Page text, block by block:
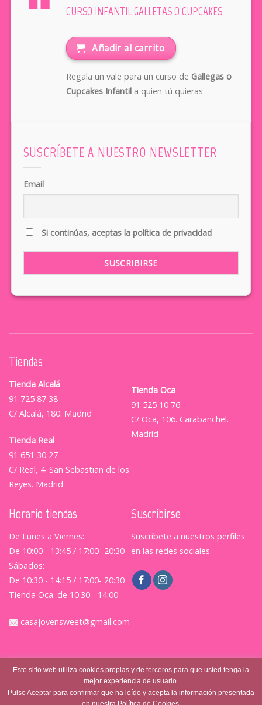
CURSO INFANTIL GALLETAS O CUPCAKES
Añadir al carrito
Regala un vale para un curso de Gallegas o
Cupcakes Infantila quien tú quieras
SUSCRÍBETE A NUESTRO NEWSLETTER
Email
Si continúas, aceptas la política de privacidad
Tiendas
Tienda Alcalá
91 725 87 38
C/ Alcalá, 180. Madrid
Tienda Real
91 651 30 27
C/ Real, 4. San Sebastian de los
Reyes. Madrid
Tienda Oca
91 525 10 76
C/ Oca, 106. Carabanchel.
Madrid
Horario tiendas
De Lunes a Viernes:
De 10:00 - 13:45 / 17:00- 20:30
Sábados:
De 10:30 - 14:15 / 17:00- 20:30
Tienda Oca: de 10:30 - 14:00
Suscribirse
Suscríbete a nuestros perfiles
en las redes sociales.
casajovensweet@gmail.com
Este sitio web utiliza cookies propias y de terceros para que usted tenga la
mejor experiencia de usuario.
Pulse Aceptar para confirmar que ha leído y acepta la información presentada